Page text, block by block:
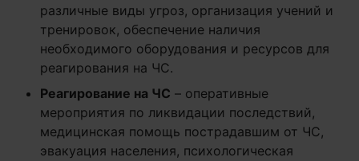
различные виды угроз, организация учений и
тренировок, обеспечение наличия
необходимого оборудования и ресурсов для
реагирования на ЧС.
Реагирование на ЧС – оперативные
мероприятия по ликвидации последствий,
медицинская помощь пострадавшим от ЧС,
эвакуация населения, психологическая